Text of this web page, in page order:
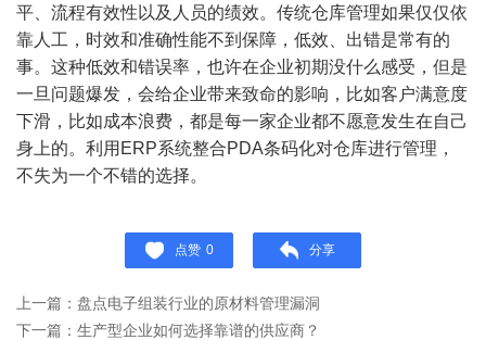
平、流程有效性以及人员的绩效。传统仓库管理如果仅仅依
靠人工，时效和准确性能不到保障，低效、出错是常有的
事。这种低效和错误率，也许在企业初期没什么感受，但是
一旦问题爆发，会给企业带来致命的影响，比如客户满意度
下滑，比如成本浪费，都是每一家企业都不愿意发生在自己
身上的。利用ERP系统整合PDA条码化对仓库进行管理，
不失为一个不错的选择。
点赞 0 分享
上一篇：盘点电子组装行业的原材料管理漏洞
下一篇：生产型企业如何选择靠谱的供应商？